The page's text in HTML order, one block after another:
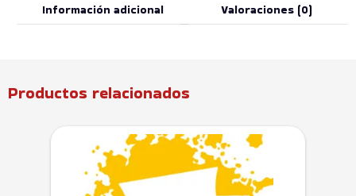
Información adicional Valoraciones (0)
Productos relacionados